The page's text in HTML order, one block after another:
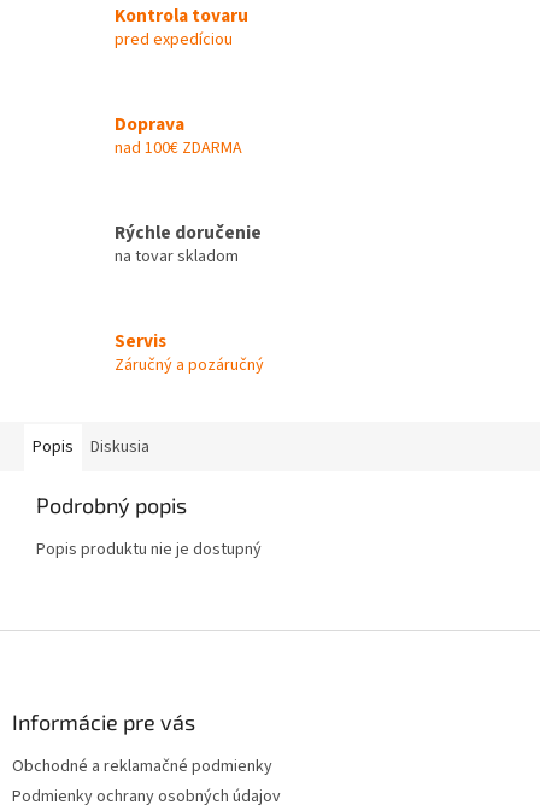
Kontrola tovaru
pred expedíciou
Doprava
nad 100€ ZDARMA
Rýchle doručenie
na tovar skladom
Servis
Záručný a pozáručný
Popis Diskusia
Podrobný popis
Popis produktu nie je dostupný
Informácie pre vás
Obchodné a reklamačné podmienky
Podmienky ochrany osobných údajov